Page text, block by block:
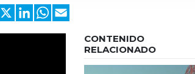
Facebook
X LinkedIn
WhatsApp
CONTENIDO
RELACIONADO